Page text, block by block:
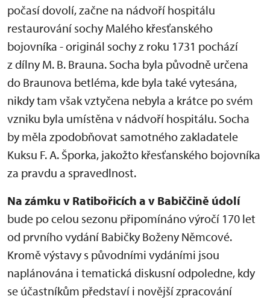
počasí dovolí, začne na nádvoří hospitálu
restaurování sochy Malého křesťanského
bojovníka - originál sochy z roku 1731 pochází
z dílny M. B. Brauna. Socha byla původně určena
do Braunova betléma, kde byla také vytesána,
nikdy tam však vztyčena nebyla a krátce po svém
vzniku byla umístěna v nádvoří hospitálu. Socha
by měla zpodobňovat samotného zakladatele
Kuksu F. A. Šporka, jakožto křesťanského bojovníka
za pravdu a spravedlnost.
Na zámku v Ratibořicích a v Babiččině údolí
bude po celou sezonu připomínáno výročí 170 let
od prvního vydání Babičky Boženy Němcové.
Kromě výstavy s původními vydáními jsou
naplánována i tematická diskusní odpoledne, kdy
se účastníkům představí i novější zpracování